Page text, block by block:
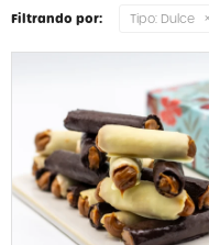
Filtrando por: Tipo: Dulce